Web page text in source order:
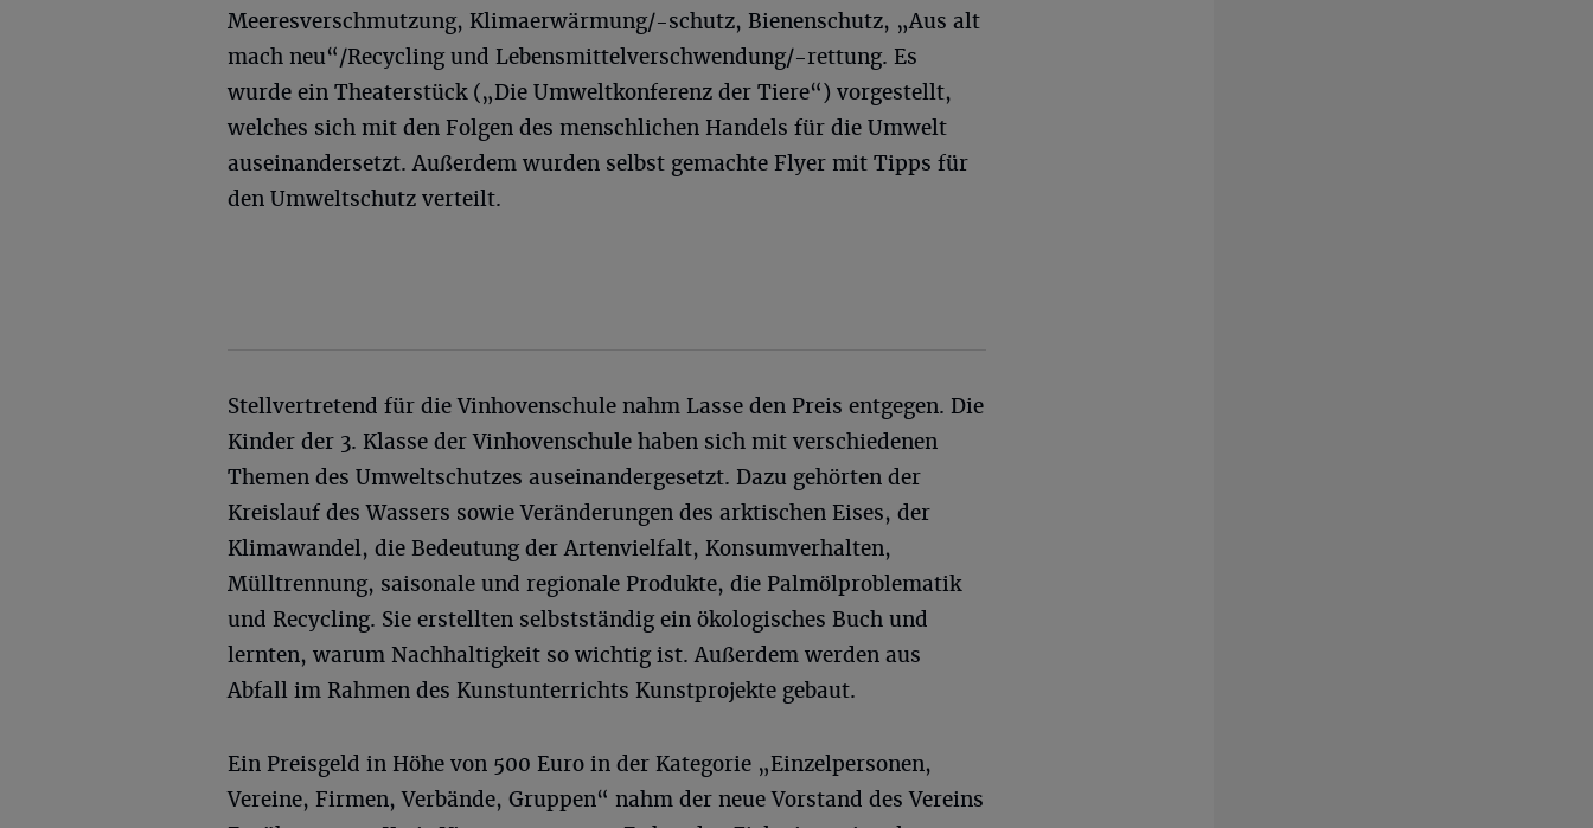
Meeresverschmutzung, Klimaerwärmung/-schutz, Bienenschutz, „Aus alt
mach neu“/Recycling und Lebensmittelverschwendung/-rettung. Es
wurde ein Theaterstück („Die Umweltkonferenz der Tiere“) vorgestellt,
welches sich mit den Folgen des menschlichen Handels für die Umwelt
auseinandersetzt. Außerdem wurden selbst gemachte Flyer mit Tipps für
den Umweltschutz verteilt.
Stellvertretend für die Vinhovenschule nahm Lasse den Preis entgegen. Die
Kinder der 3. Klasse der Vinhovenschule haben sich mit verschiedenen
Themen des Umweltschutzes auseinandergesetzt. Dazu gehörten der
Kreislauf des Wassers sowie Veränderungen des arktischen Eises, der
Klimawandel, die Bedeutung der Artenvielfalt, Konsumverhalten,
Mülltrennung, saisonale und regionale Produkte, die Palmölproblematik
und Recycling. Sie erstellten selbstständig ein ökologisches Buch und
lernten, warum Nachhaltigkeit so wichtig ist. Außerdem werden aus
Abfall im Rahmen des Kunstunterrichts Kunstprojekte gebaut.
Ein Preisgeld in Höhe von 500 Euro in der Kategorie „Einzelpersonen,
Vereine, Firmen, Verbände, Gruppen“ nahm der neue Vorstand des Vereins